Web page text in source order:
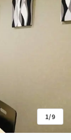
1/9